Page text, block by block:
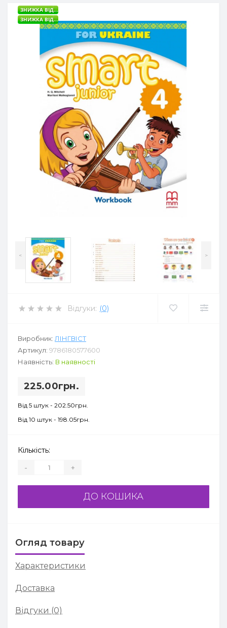
ЗНИЖКА ВІД...
ЗНИЖКА ВІД...
< >
Відгуки: (0)
Виробник: ЛІНГВІСТ
Артикул: 9786180577600
Наявність: В наявності
225.00грн.
Від 5 штук - 202.50грн.
Від 10 штук - 198.05грн.
Кількість:
- +
ДО КОШИКА
Огляд товару
Характеристики
Доставка
Відгуки (0)